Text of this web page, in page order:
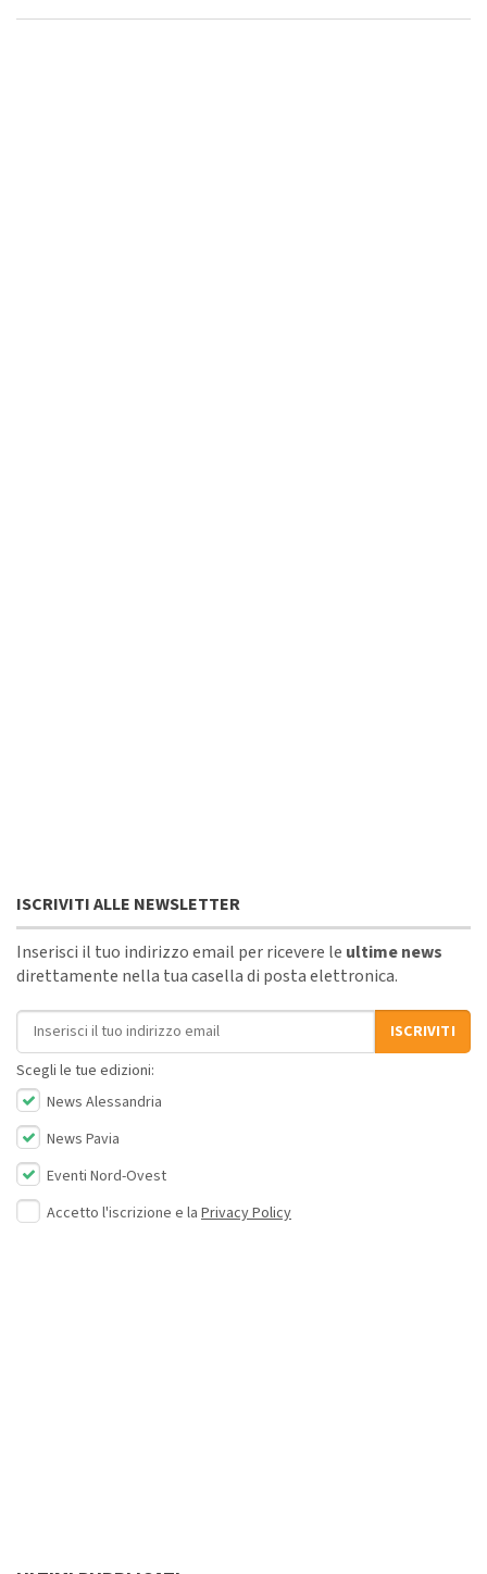
ISCRIVITI ALLE NEWSLETTER
Inserisci il tuo indirizzo email per ricevere le ultime news
direttamente nella tua casella di posta elettronica.
Indirizzo email
ISCRIVITI
Scegli le tue edizioni:
News Alessandria
News Pavia
Eventi Nord-Ovest
Accetto l'iscrizione e la Privacy Policy